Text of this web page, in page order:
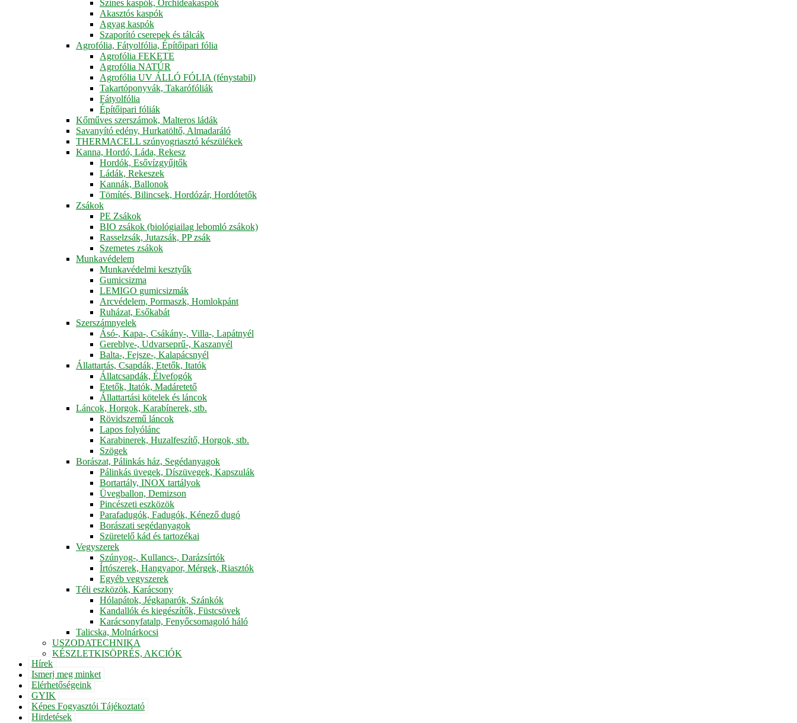
Színes kaspók, Orchideakaspók
Akasztós kaspók
Agyag kaspók
Szaporító cserepek és tálcák
Agrofólia, Fátyolfólia, Építőipari fólia
Agrofólia FEKETE
Agrofólia NATÚR
Agrofólia UV ÁLLÓ FÓLIA (fénystabil)
Takartóponyvák, Takarófóliák
Fátyolfólia
Építőipari fóliák
Kőműves szerszámok, Malteros ládák
Savanyító edény, Hurkatöltő, Almadaráló
THERMACELL szúnyogriasztó készülékek
Kanna, Hordó, Láda, Rekesz
Hordók, Esővízgyűjtők
Ládák, Rekeszek
Kannák, Ballonok
Tömítés, Bilincsek, Hordózár, Hordótetők
Zsákok
PE Zsákok
BIO zsákok (biológiailag lebomló zsákok)
Rasselzsák, Jutazsák, PP zsák
Szemetes zsákok
Munkavédelem
Munkavédelmi kesztyűk
Gumicsizma
LEMIGO gumicsizmák
Arcvédelem, Pormaszk, Homlokpánt
Ruházat, Esőkabát
Szerszámnyelek
Ásó-, Kapa-, Csákány-, Villa-, Lapátnyél
Gereblye-, Udvarseprű-, Kaszanyél
Balta-, Fejsze-, Kalapácsnyél
Állattartás, Csapdák, Etetők, Itatók
Állatcsapdák, Élvefogók
Etetők, Itatók, Madáretető
Állattartási kötelek és láncok
Láncok, Horgok, Karabínerek, stb.
Rövidszemű láncok
Lapos folyólánc
Karabinerek, Huzalfeszítő, Horgok, stb.
Szögek
Borászat, Pálinkás ház, Segédanyagok
Pálinkás üvegek, Díszüvegek, Kapszulák
Bortartály, INOX tartályok
Üvegballon, Demizson
Pincészeti eszközök
Parafadugók, Fadugók, Kénező dugó
Borászati segédanyagok
Szüretelő kád és tartozékai
Vegyszerek
Szúnyog-, Kullancs-, Darázsírtók
Írtószerek, Hangyapor, Mérgek, Riasztók
Egyéb vegyszerek
Téli eszközök, Karácsony
Hólapátok, Jégkaparók, Szánkók
Kandallók és kiegészítők, Füstcsövek
Karácsonyfatalp, Fenyőcsomagoló háló
Talicska, Molnárkocsi
USZODATECHNIKA
KÉSZLETKISÖPRÉS, AKCIÓK
Hírek
Ismerj meg minket
Elérhetőségeink
GYIK
Képes Fogyasztói Tájékoztató
Hirdetések